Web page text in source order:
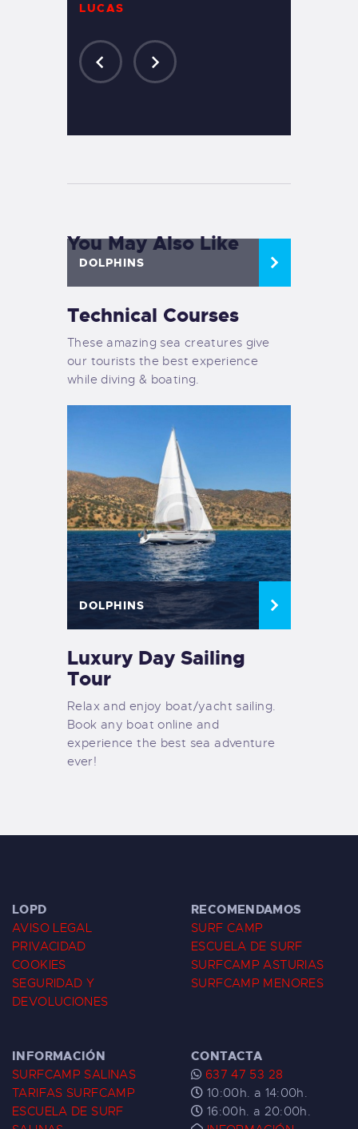
LUCAS
You May Also Like
DOLPHINS
Technical Courses
These amazing sea creatures give
our tourists the best experience
while diving & boating.
DOLPHINS
Luxury Day Sailing
Tour
Relax and enjoy boat/yacht sailing.
Book any boat online and
experience the best sea adventure
ever!
LOPD
AVISO LEGAL
PRIVACIDAD
COOKIES
SEGURIDAD Y
DEVOLUCIONES
RECOMENDAMOS
SURF CAMP
ESCUELA DE SURF
SURFCAMP ASTURIAS
SURFCAMP MENORES
INFORMACIÓN
SURFCAMP SALINAS
TARIFAS SURFCAMP
ESCUELA DE SURF
CONTACTA
637 47 53 28
10:00h. a 14:00h.
16:00h. a 20:00h.